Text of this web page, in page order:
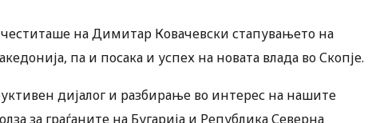
на Димитар Ковачевски стапувањето на
па и посака и успех на новата влада во Скопје.
дијалог и разбирање во интерес на нашите
за граѓаните на Бугарија и Република Северна